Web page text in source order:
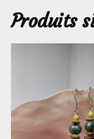
Produits